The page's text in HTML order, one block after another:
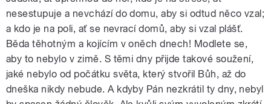
nesestupuje a nevchází do domu, aby si odtud něco vzal;
a kdo je na poli, ať se nevrací domů, aby si vzal plášť.
Běda těhotným a kojícím v oněch dnech! Modlete se,
aby to nebylo v zimě. S těmi dny přijde takové soužení,
jaké nebylo od počátku světa, který stvořil Bůh, až do
dneška nikdy nebude. A kdyby Pán nezkrátil ty dny, nebyl